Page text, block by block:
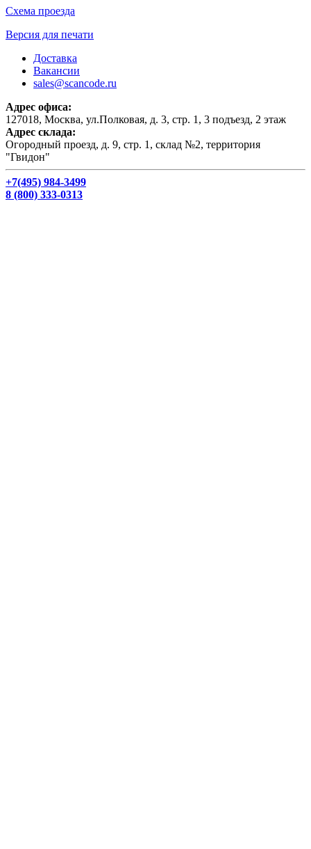
Схема проезда
Версия для печати
Доставка
Вакансии
sales@scancode.ru
Адрес офиса:
127018, Москва, ул.Полковая, д. 3, стр. 1, 3 подъезд, 2 этаж
Адрес склада:
Огородный проезд, д. 9, стр. 1, склад №2, территория
"Гвидон"
+7(495) 984-3499
8 (800) 333-0313